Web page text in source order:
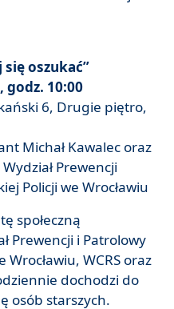
się oszukać”
godz. 10:00
6, Drugie piętro,
Michał Kawalec oraz
Prewencji
Policji we Wrocławiu
społeczną
Prewencji i Patrolowy
WCRS oraz
dochodzi do
osób starszych.